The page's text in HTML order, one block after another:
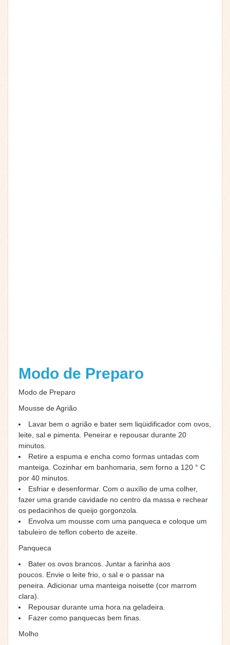
Modo de Preparo
Modo de Preparo
Mousse de Agrião
Lavar bem o agrião e bater sem liqüidificador com ovos,
leite, sal e pimenta. Peneirar e repousar durante 20
minutos.
Retire a espuma e encha como formas untadas com
manteiga. Cozinhar em banhomaria, sem forno a 120 ° C
por 40 minutos.
Esfriar e desenformar. Com o auxílio de uma colher,
fazer uma grande cavidade no centro da massa e rechear
os pedacinhos de queijo gorgonzola.
Envolva um mousse com uma panqueca e coloque um
tabuleiro de teflon coberto de azeite.
Panqueca
Bater os ovos brancos. Juntar a farinha aos
poucos. Envie o leite frio, o sal e o passar na
peneira. Adicionar uma manteiga noisette (cor marrom
clara).
Repousar durante uma hora na geladeira.
Fazer como panquecas bem finas.
Molho